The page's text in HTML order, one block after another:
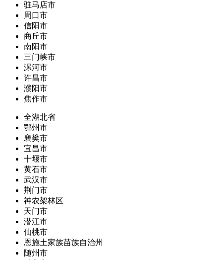
驻马店市
周口市
信阳市
商丘市
南阳市
三门峡市
漯河市
许昌市
濮阳市
焦作市
全湖北省
鄂州市
襄樊市
宜昌市
十堰市
黄石市
武汉市
荆门市
神农架林区
天门市
潜江市
仙桃市
恩施土家族苗族自治州
随州市